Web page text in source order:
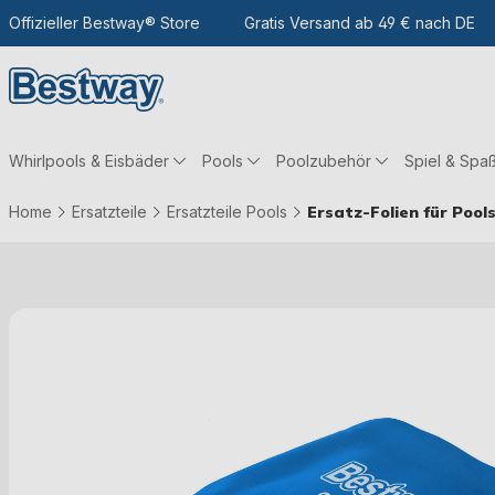
Hauptinhalt
Zur Suche
Zur Hauptnavigation
Offizieller Bestway® Store Gratis Versand ab 49 € nach DE
Whirlpools & Eisbäder Pools Poolzubehör Spiel &
Home Ersatzteile Ersatzteile Pools Ersatz-Folien für Pools